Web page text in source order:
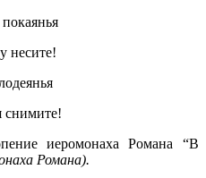
несите!
снимите!
иеромонаха Романа
Романа).